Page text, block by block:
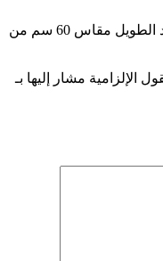
كن أول من يقيم “حوض براكتيكا بالعامود الطويل مقاس 60 سم من
الإلزامية مشار إليها بـ